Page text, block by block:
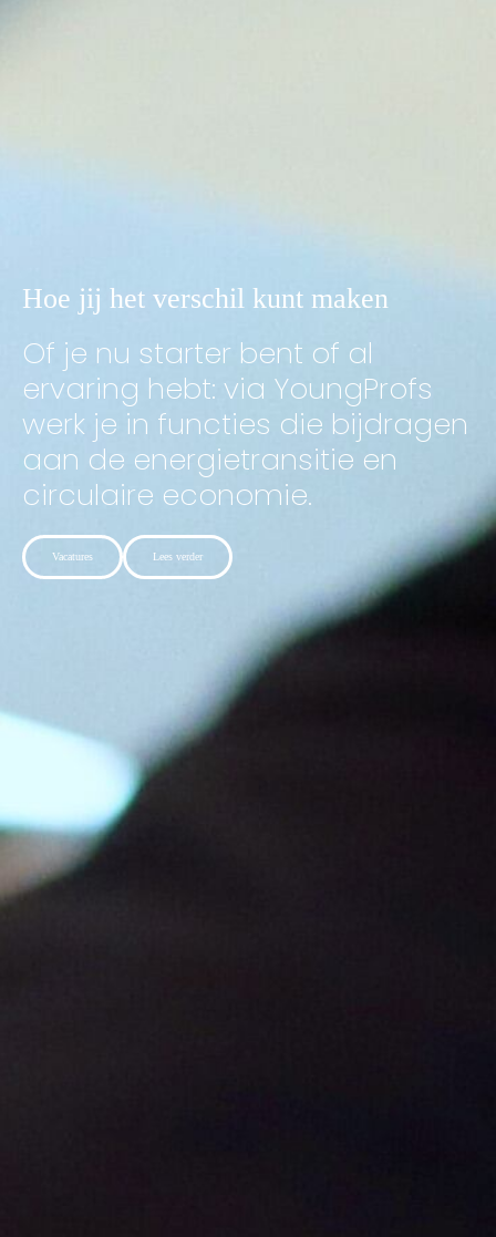
Hoe jij het verschil kunt maken
Of je nu starter bent of al
ervaring hebt: via YoungProfs
werk je in functies die bijdragen
aan de energietransitie en
circulaire economie.
Vacatures Lees verder